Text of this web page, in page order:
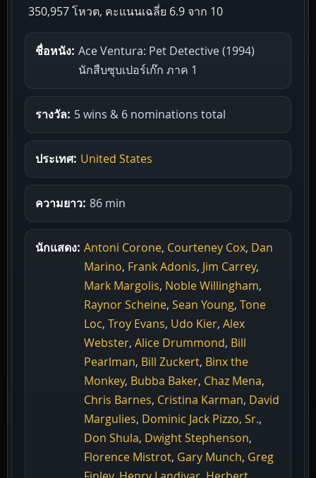
350,957 โหวต, คะแนนเฉลี่ย 6.9 จาก 10
ชื่อหนัง: Ace Ventura: Pet Detective (1994)
นักสืบซุบเปอร์เก๊ก ภาค 1
รางวัล: 5 wins & 6 nominations total
ประเทศ: United States
ความยาว: 86 min
นักแสดง: Antoni Corone, Courteney Cox, Dan
Marino, Frank Adonis, Jim Carrey,
Mark Margolis, Noble Willingham,
Raynor Scheine, Sean Young, Tone
Loc, Troy Evans, Udo Kier, Alex
Webster, Alice Drummond, Bill
Pearlman, Bill Zuckert, Binx the
Monkey, Bubba Baker, Chaz Mena,
Chris Barnes, Cristina Karman, David
Margulies, Dominic Jack Pizzo, Sr.,
Don Shula, Dwight Stephenson,
Florence Mistrot, Gary Munch, Greg